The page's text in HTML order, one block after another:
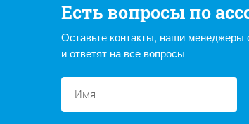
Есть вопросы по
Оставьте контакты, наши менеджеры
и ответят на все вопросы